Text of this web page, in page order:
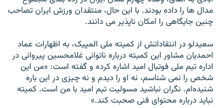
مدال ها را داده بودند. با اين حال، منتقدان ورزش ايران تصاحب
چنين جايگاهی را امکان ناپذير می دانند.
سعيدلو در انتقاداتش از کميته ملی المپيک، به اظهارات عماد
احمديان مشاور اين کميته درباره ناتوانی غلامحسين پيروانی در
اداره تيم ملی فوتبال اميد اشاره کرده و گفته است: «من اين
شخص را نمی ‌شناسم،‌ نه او را ديدم و نه چيزی در اين باره
شنيده‌ام. نگران نباشيد مسوليت تيم اميد با من است. کميته
نبايد درباره محتوای فنی صحبت کند.»